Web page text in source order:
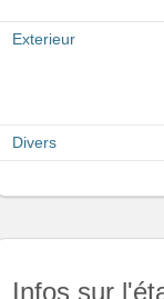
Exterieur
Divers
Infos sur